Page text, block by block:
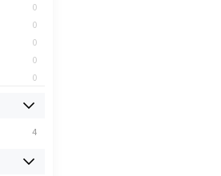
0
0
0
0
0
0
0
4